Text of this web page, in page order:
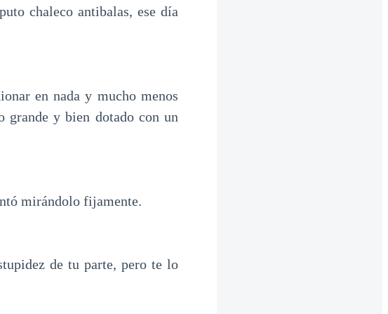
chaleco antibalas, ese día
en nada y mucho menos
grande y bien dotado con un
mirándolo fijamente.
de tu parte, pero te lo